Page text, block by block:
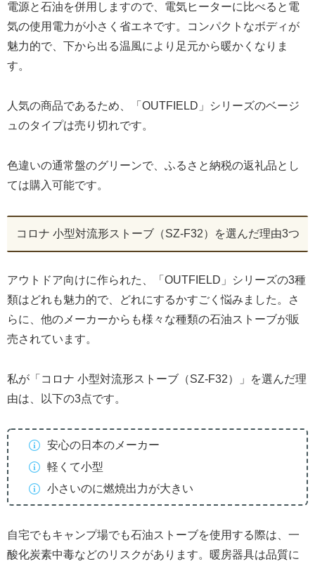
電源と石油を併用しますので、電気ヒーターに比べると電
気の使用電力が小さく省エネです。コンパクトなボディが
魅力的で、下から出る温風により足元から暖かくなりま
す。
人気の商品であるため、「OUTFIELD」シリーズのベージ
ュのタイプは売り切れです。
色違いの通常盤のグリーンで、ふるさと納税の返礼品とし
ては購入可能です。
コロナ 小型対流形ストーブ（SZ-F32）を選んだ理由3つ
アウトドア向けに作られた、「OUTFIELD」シリーズの3種
類はどれも魅力的で、どれにするかすごく悩みました。さ
らに、他のメーカーからも様々な種類の石油ストーブが販
売されています。
私が「コロナ 小型対流形ストーブ（SZ-F32）」を選んだ理
由は、以下の3点です。
安心の日本のメーカー
軽くて小型
小さいのに燃焼出力が大きい
自宅でもキャンプ場でも石油ストーブを使用する際は、一
酸化炭素中毒などのリスクがあります。暖房器具は品質に